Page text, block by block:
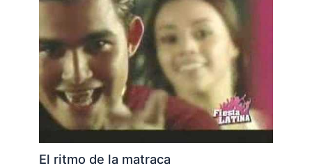
El ritmo de la matraca